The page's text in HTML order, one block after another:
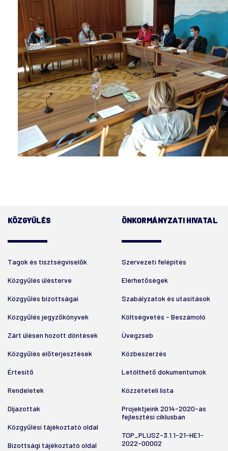
KÖZGYŰLÉS
Tagok és tisztségviselők
Közgyűlés ülésterve
Közgyűlés bizottságai
Közgyűlés jegyzőkönyvek
Zárt ülésen hozott döntések
Közgyűlés előterjesztések
Értesítő
Rendeletek
Díjazottak
Közgyűlési tájékoztató oldal
Bizottsági tájékoztató oldal
ÖNKORMÁNYZATI HIVATAL
Szervezeti felépítés
Elérhetőségek
Szabályzatok és utasítások
Költségvetés - Beszámoló
Üvegzseb
Közbeszerzés
Letölthető dokumentumok
Közzétételi lista
Projektjeink 2014-2020-as
fejlesztési ciklusban
TOP_PLUSZ-3.1.1-21-HE1-
2022-00002